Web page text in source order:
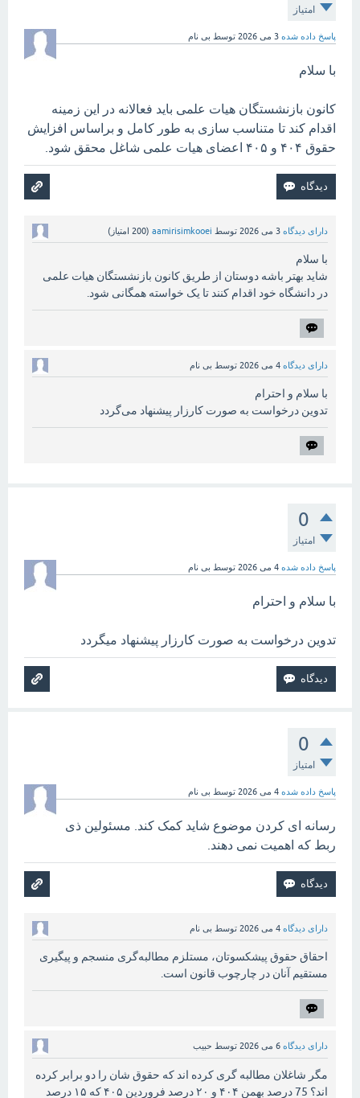
امتیاز
پاسخ داده شده 3 می 2026 توسط بی نام
با سلام
کانون بازنشستگان هیات علمی باید فعالانه در این زمینه
اقدام کند تا متناسب سازی به طور کامل و براساس افزایش
حقوق ۴۰۴ و ۴۰۵ اعضای هیات علمی شاغل محقق شود.
دارای دیدگاه 3 می 2026 توسط aamirisimkooei
(
200 امتیاز)
با سلام
شاید بهتر باشه دوستان از طریق کانون بازنشستگان هیات علمی
در دانشگاه خود اقدام کنند تا یک خواسته همگانی شود.
دارای دیدگاه 4 می 2026 توسط بی نام
با سلام و احترام
تدوین درخواست به صورت کارزار پیشنهاد می‌گردد
0
امتیاز
پاسخ داده شده 4 می 2026 توسط بی نام
با سلام و احترام
تدوین درخواست به صورت کارزار پیشنهاد میگردد
0
امتیاز
پاسخ داده شده 4 می 2026 توسط بی نام
رسانه ای کردن موضوع شاید کمک کند. مسئولین ذی
ربط که اهمیت نمی دهند.
دارای دیدگاه 4 می 2026 توسط بی نام
احقاق حقوق پیشکسوتان، مستلزم مطالبه‌گری منسجم و پیگیری
مستقیم آنان در چارچوب قانون است.
دارای دیدگاه 6 می 2026 توسط حبیب
مگر شاغلان مطالبه گری کرده اند که حقوق شان را دو برابر کرده
اند؟ 75 درصد بهمن ۴۰۴ و ۲۰ درصد فروردین ۴۰۵ که ۱۵ درصد